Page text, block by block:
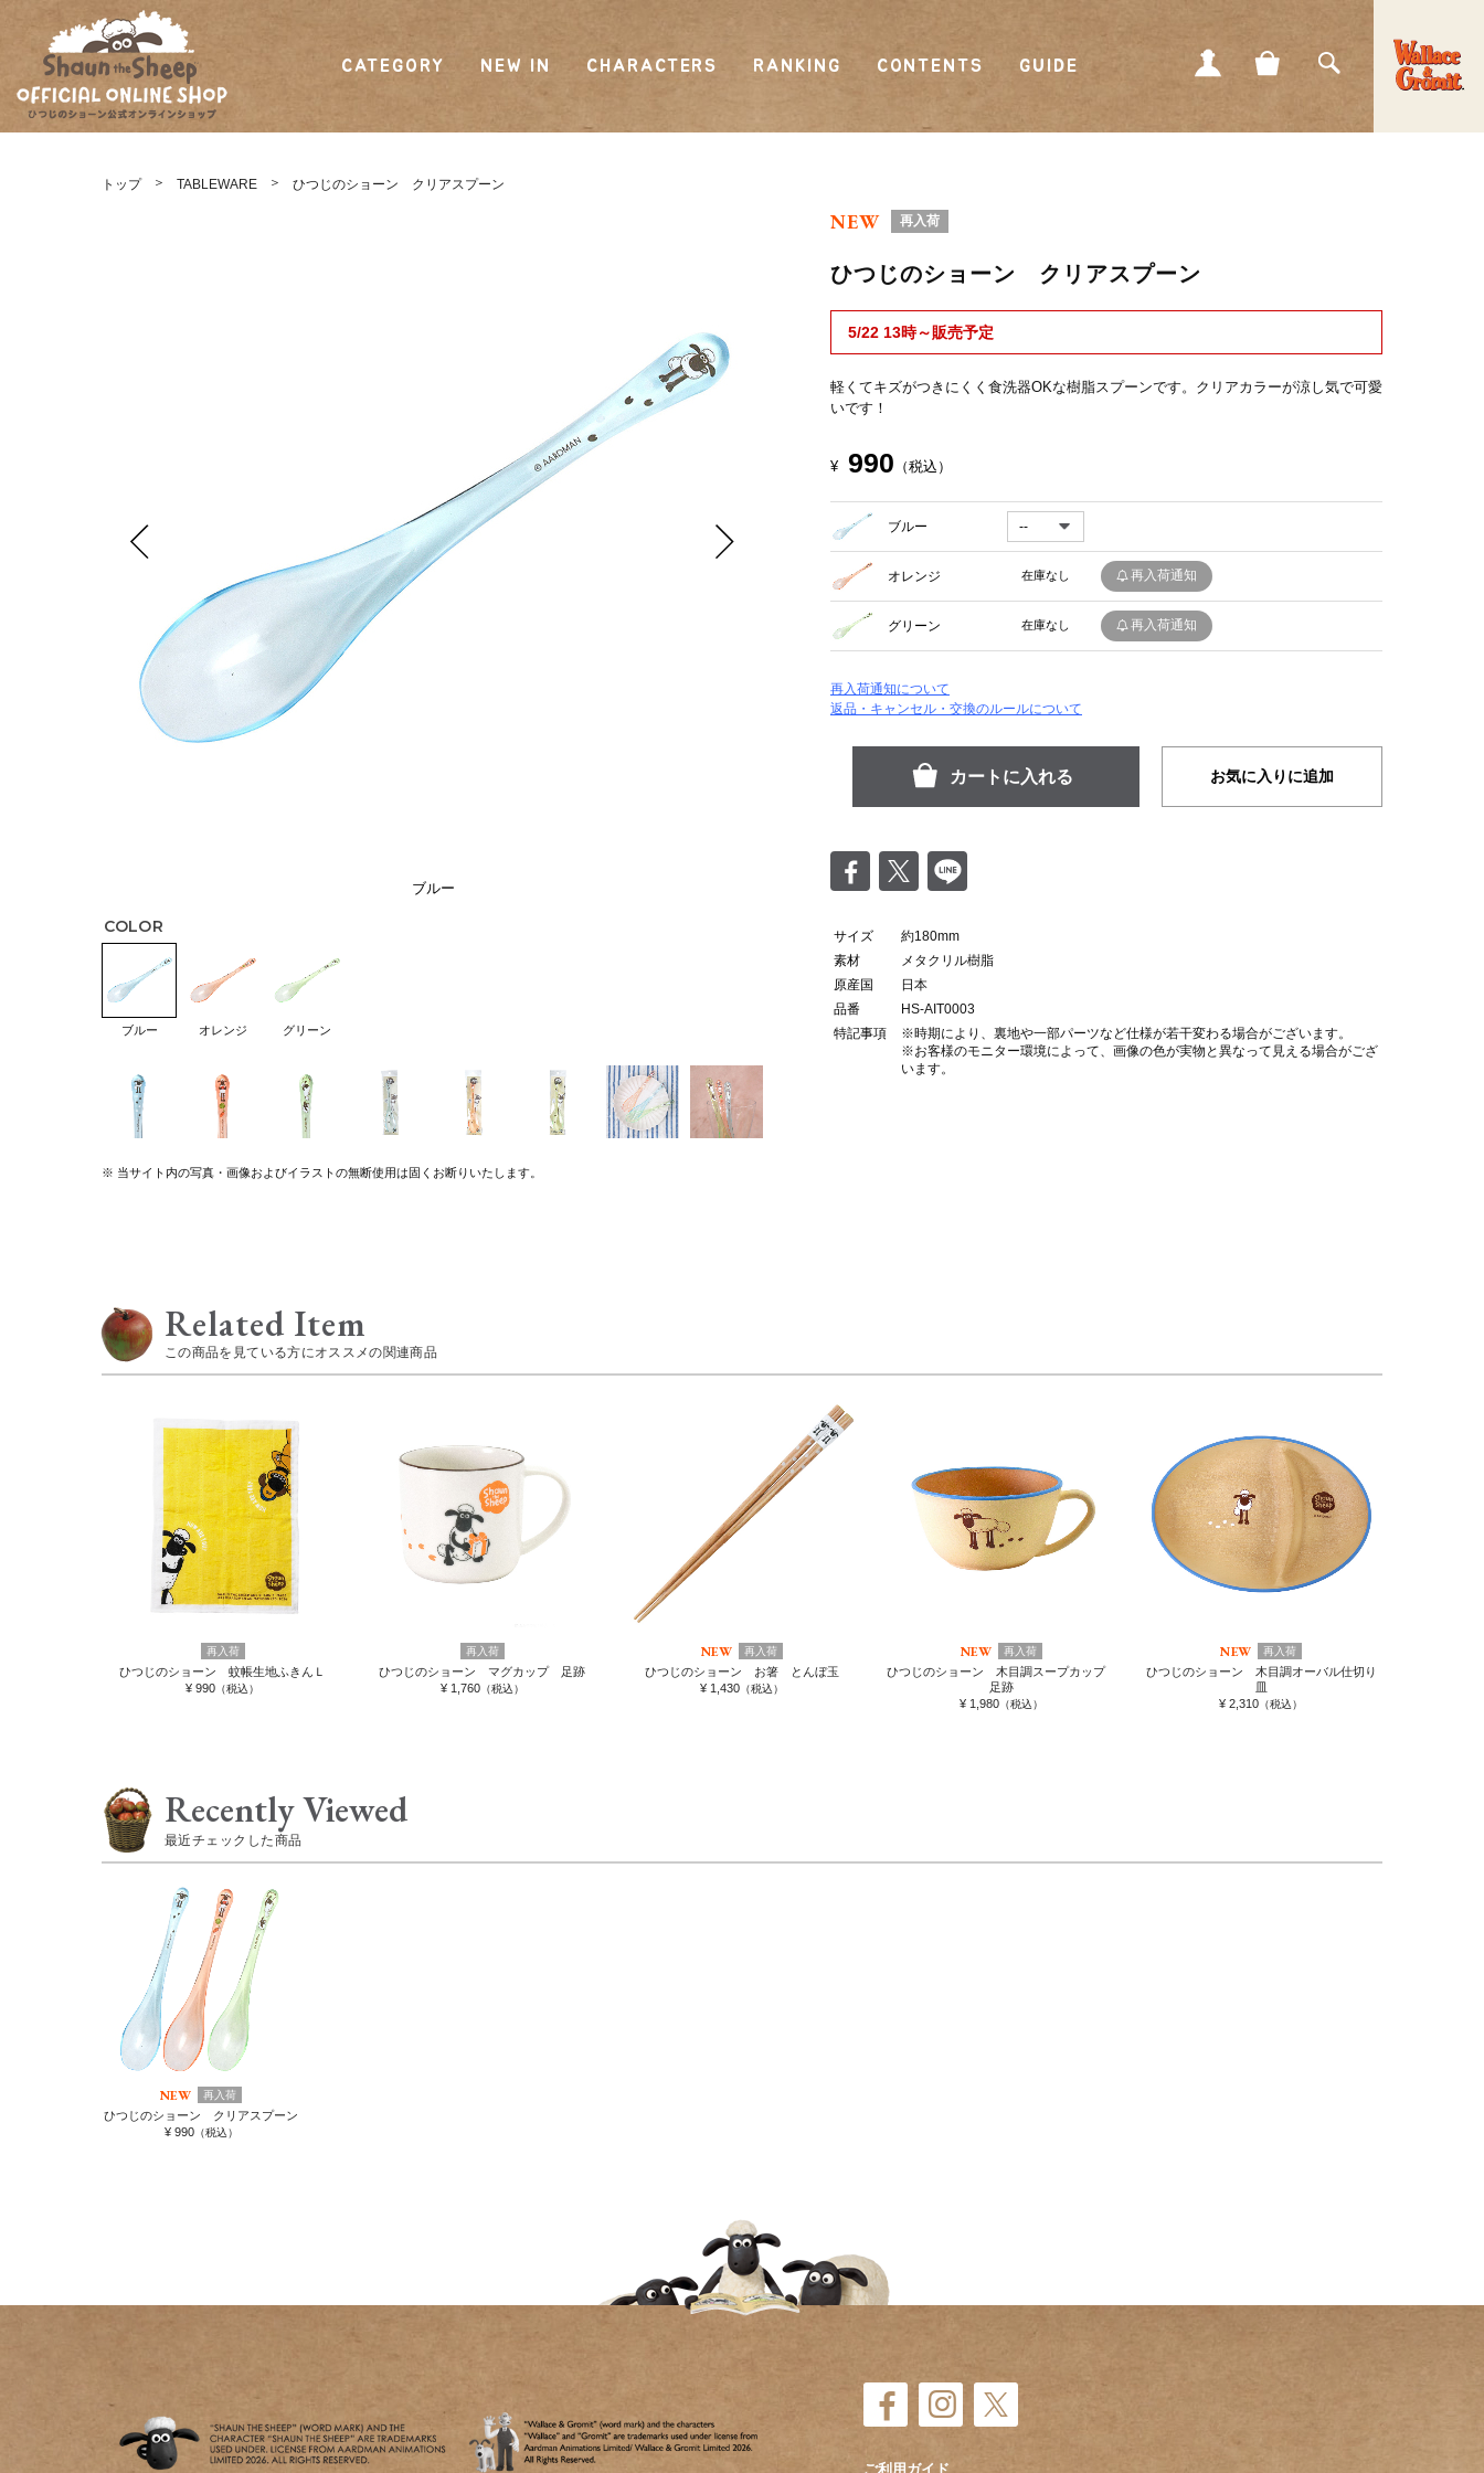
ひつじのショーン
公式オンラインシ
CATEGORY NEW IN CHARACTERS RANKING CONTENTS GUIDE
トップ TABLEWARE ひつじのショーン クリアスプーン
ブルー
COLOR
ブルー オレンジ グリーン
※ 当サイト内の写真・画像およびイラストの無断使用は固くお断りいたします。
NEW 再入荷
ひつじのショーン クリアスプーン
5/22 13時～販売予定
軽くてキズがつきにくく食洗器OKな樹脂スプーンです。クリアカラーが涼し気で可愛
いです！
¥ 990 （税込）
ブルー
オレンジ 在庫なし 再入荷通知
グリーン 在庫なし 再入荷通知
再入荷通知について
返品・キャンセル・交換のルールについて
お気に入りに追加
サイズ
約180mm
素材
メタクリル樹脂
原産国
日本
品番
HS-AIT0003
特記事項
※時期により、裏地や一部パーツなど仕様が若干変わる場合がございます。
※お客様のモニター環境によって、画像の色が実物と異なって見える場合がござ
います。
Related Item
この商品を見ている方にオススメの関連商品
再入荷
ひつじのショーン 蚊帳生地ふきんＬ
¥ 990 （税込）
再入荷
ひつじのショーン マグカップ 足跡
¥ 1,760（税込）
NEW 再入荷
ひつじのショーン お箸 とんぼ玉
¥ 1,430（税込）
NEW 再入荷
ひつじのショーン 木目調スープカップ
足跡
¥ 1,980 （税込）
NEW 再入荷
ひつじのショーン 木目調オーバル仕切り
皿
¥ 2,310 （税込）
Recently Viewed
最近チェックした商品
NEW 再入荷
ひつじのショーン クリアスプーン
¥ 990（税込）
ご利用ガイド